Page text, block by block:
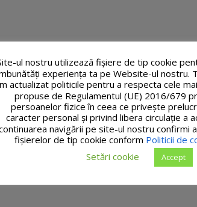
ul nostru utilizează fişiere de tip cookie
experiența ta pe Website-ul nostru.
actualizat politicile pentru a respecta cele
propuse de Regulamentul (UE) 2016/679
persoanelor fizice în ceea ce privește
caracter personal și privind libera circulație a
navigării pe site-ul nostru confirmi
fişierelor de tip cookie conform Politicii de
Setări cookie
Accept